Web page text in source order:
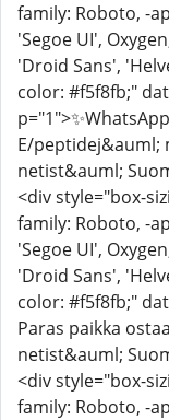
family: Roboto, -
'Segoe UI',
'Droid Sans',
color: #f5f8fb;"
E/peptidej&auml;
netist&auml;
<div style="box-
family: Roboto, -
'Segoe UI',
'Droid Sans',
color: #f5f8fb;"
Paras paikka
netist&auml;
<div style="box-
family: Roboto, -